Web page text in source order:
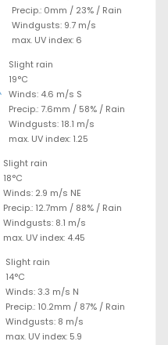
Precip.: 0mm / 23% / Rain
Windgusts: 9.7 m/s
max. UV index: 6
Slight rain
19°C
Winds: 4.6 m/s S
Precip.:7.6mm / 58% / Rain
Windgusts: 18.1 m/s
max. UV index: 1.25
Slight rain
18°C
Winds: 2.9 m/s NE
Precip.: 12.7mm / 88% / Rain
Windgusts: 8.1 m/s
max. UV index: 4.45
Slight rain
14°C
Winds: 3.3 m/s N
Precip.: 10.2mm / 87% / Rain
Windgusts: 8 m/s
max. UV index: 5.9